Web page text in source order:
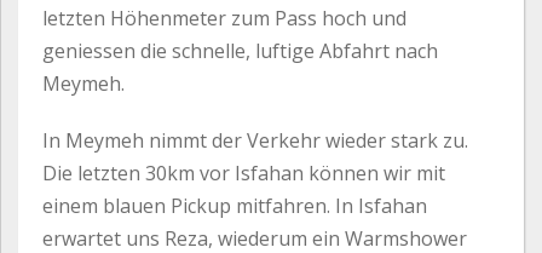
letzten Höhenmeter zum Pass hoch und
geniessen die schnelle, luftige Abfahrt nach
Meymeh.
In Meymeh nimmt der Verkehr wieder stark zu.
Die letzten 30km vor Isfahan können wir mit
einem blauen Pickup mitfahren. In Isfahan
erwartet uns Reza, wiederum ein Warmshower